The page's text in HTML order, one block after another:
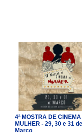
4ª MOSTRA DE
MULHER - 29, 30 e 31 de
Março